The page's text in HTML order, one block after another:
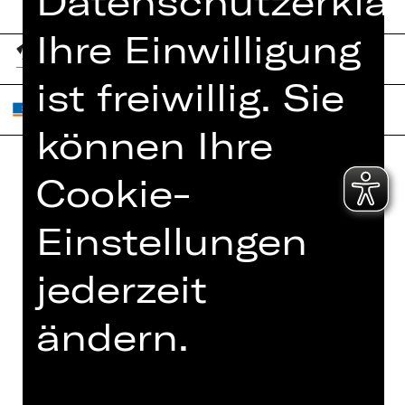
Home
Spielplan
Künstler*innen
Newsletter
Kartenkauf
Abos 26/27
Interner Bereich
ZVB/L
Ihre Einwilligung
ist freiwillig. Sie
können Ihre
Cookie-
Einstellungen
jederzeit
ändern.